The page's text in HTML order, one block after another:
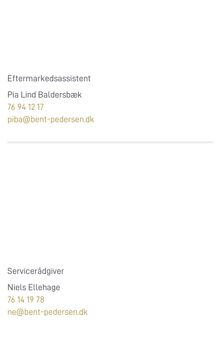
Eftermarkedsassistent
Pia Lind Baldersbæk
76 94 12 17
piba@bent-pedersen.dk
Servicerådgiver
Niels Ellehage
76 14 19 78
ne@bent-pedersen.dk